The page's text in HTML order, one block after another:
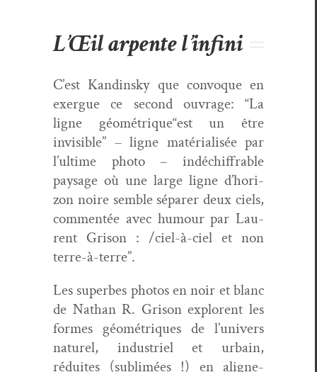
L’Œil arpente l’infini
C’est Kandin­sky que con­voque en
exer­gue ce sec­ond ouvrage: “La
ligne géométrique“est un être
invis­i­ble” – ligne matéri­al­isée par
l’ul­time pho­to – indéchiffrable
paysage où une large ligne d’hori­
zon noire sem­ble sépar­er deux ciels,
com­men­tée avec humour par Lau­
rent Gri­son : /ciel-à-ciel et non
terre-à-terre”.
Les superbes pho­tos en noir et blanc
de Nathan R. Gri­son explorent les
formes géométriques de l’u­nivers
naturel, indus­triel et urbain,
réduites (sub­limées !) en aligne­